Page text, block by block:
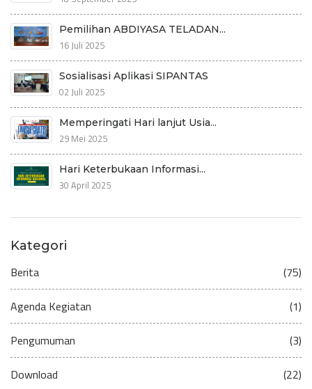
Pemilihan ABDIYASA TELADAN...
16 Juli 2025
Sosialisasi Aplikasi SIPANTAS
02 Juli 2025
Memperingati Hari lanjut Usia...
29 Mei 2025
Hari Keterbukaan Informasi...
30 April 2025
Kategori
Berita (75)
Agenda Kegiatan (1)
Pengumuman (3)
Download (22)